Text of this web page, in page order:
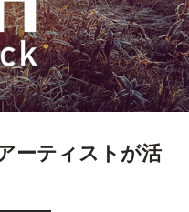
ーティストが活